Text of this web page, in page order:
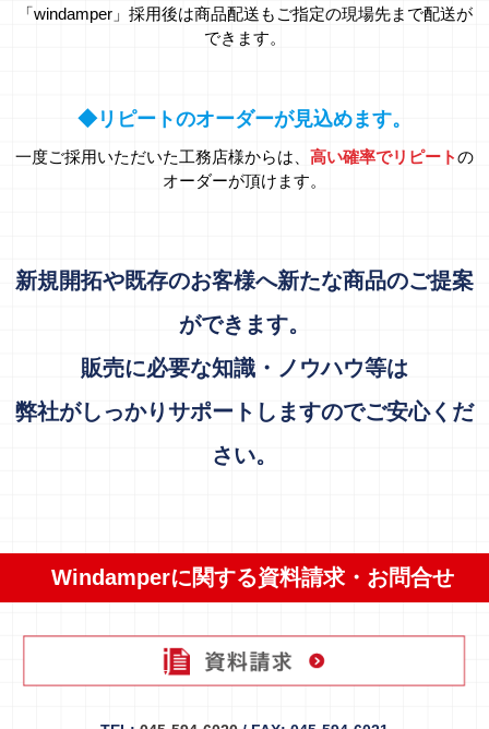
「windamper」採用後は商品配送もご指定の現場先まで配送が
できます。
◆リピートのオーダーが見込めます。
一度ご採用いただいた工務店様からは、 高い確率でリピートの
オーダーが頂けます。
新規開拓や既存のお客様へ新たな商品のご提案
ができます。
販売に必要な知識・ノウハウ等は
弊社がしっかりサポートしますのでご安心くだ
さい。
Windamperに関する資料請求・お問合せ